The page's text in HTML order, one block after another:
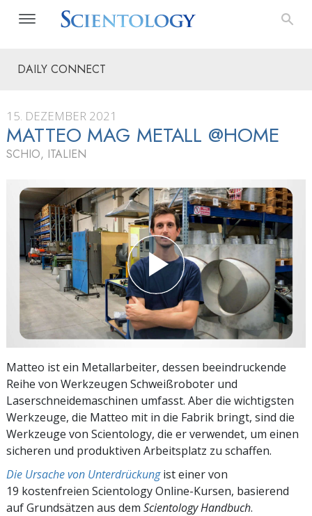
DAILY CONNECT
15. DEZEMBER 2021
MATTEO MAG METALL @HOME
SCHIO, ITALIEN
Matteo ist ein Metallarbeiter, dessen beeindruckende
Reihe von Werkzeugen Schweißroboter und
Laserschneidemaschinen umfasst. Aber die wichtigsten
Werkzeuge, die Matteo mit in die Fabrik bringt, sind die
Werkzeuge von Scientology, die er verwendet, um einen
sicheren und produktiven Arbeitsplatz zu schaffen.
Die Ursache von Unterdrückungist einer von
19 kostenfreien Scientology Online-Kursen, basierend
auf Grundsätzen aus dem Scientology Handbuch.